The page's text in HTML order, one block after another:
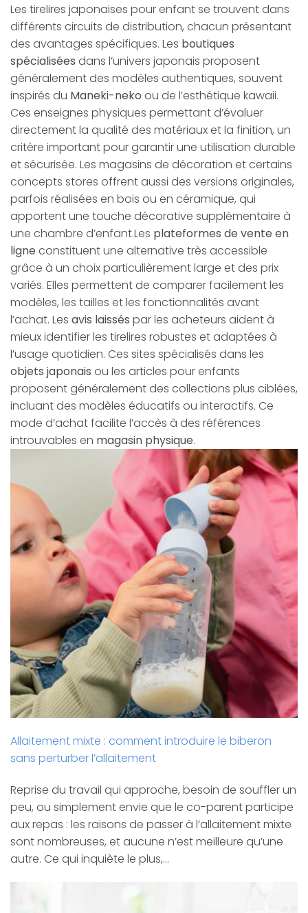
Les tirelires japonaises pour enfant se trouvent dans
différents circuits de distribution, chacun présentant
des avantages spécifiques. Les boutiques
spécialisées dans l’univers japonais proposent
généralement des modèles authentiques, souvent
inspirés du Maneki-neko ou de l’esthétique kawaii.
Ces enseignes physiques permettant d’évaluer
directement la qualité des matériaux et la finition, un
critère important pour garantir une utilisation durable
et sécurisée. Les magasins de décoration et certains
concepts stores offrent aussi des versions originales,
parfois réalisées en bois ou en céramique, qui
apportent une touche décorative supplémentaire à
une chambre d’enfant.Les plateformes de vente en
ligne constituent une alternative très accessible
grâce à un choix particulièrement large et des prix
variés. Elles permettent de comparer facilement les
modèles, les tailles et les fonctionnalités avant
l’achat. Les avis laissés par les acheteurs aident à
mieux identifier les tirelires robustes et adaptées à
l’usage quotidien. Ces sites spécialisés dans les
objets japonais ou les articles pour enfants
proposent généralement des collections plus ciblées,
incluant des modèles éducatifs ou interactifs. Ce
mode d’achat facilite l’accès à des références
introuvables en magasin physique.
Allaitement mixte : comment introduire le biberon
sans perturber l’allaitement
Reprise du travail qui approche, besoin de souffler un
peu, ou simplement envie que le co-parent participe
aux repas : les raisons de passer à l’allaitement mixte
sont nombreuses, et aucune n’est meilleure qu’une
autre. Ce qui inquiète le plus,…